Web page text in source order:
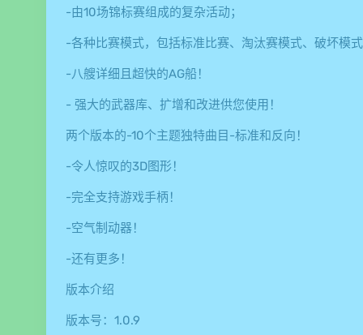
-由10场锦标赛组成的复杂活动；
-各种比赛模式，包括标准比赛、淘汰赛模式、破坏模
-八艘详细且超快的AG船！
- 强大的武器库、扩增和改进供您使用！
两个版本的-10个主题独特曲目-标准和反向！
-令人惊叹的3D图形！
-完全支持游戏手柄！
-空气制动器！
-还有更多！
版本介绍
版本号：1.0.9